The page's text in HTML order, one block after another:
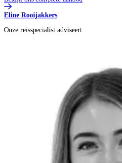
Eline Rooijakkers
Onze reisspecialist adviseert